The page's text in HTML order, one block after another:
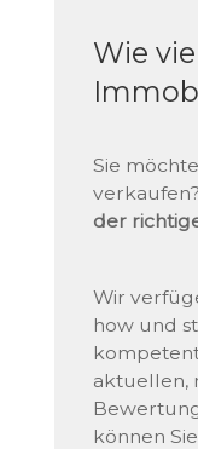
Wie
Sie
verkaufen?
der
Wir
how und
aktuellen,
können